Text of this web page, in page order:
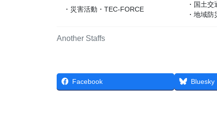
Another Staffs
・災害活動・TEC-FORCE
・国土
・地域
Facebook Bluesky